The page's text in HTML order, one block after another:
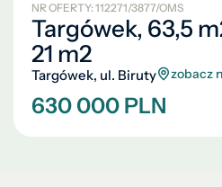
NR OFERTY: 112271/3877/OMS
Targówek, 63,5
21 m2
Targówek, ul. Biruty zobacz
630 000 PLN